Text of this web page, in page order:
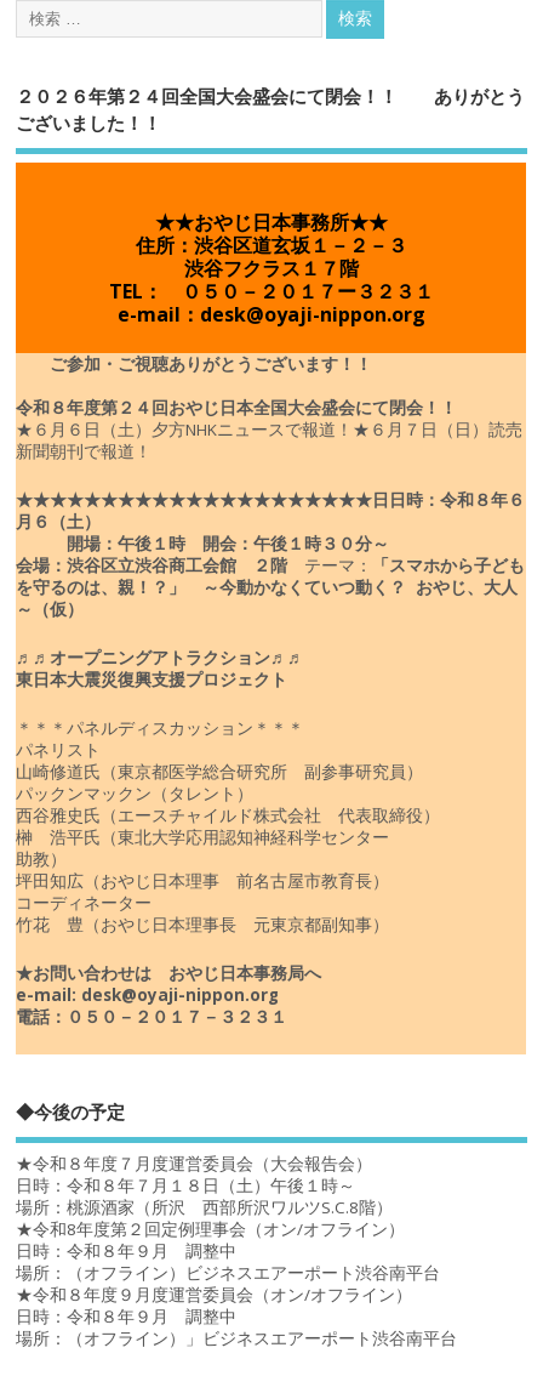
２０２６年第２４回全国大会盛会にて閉会！！ ありがとう
ございました！！
★★おやじ日本事務所★★
住所：渋谷区道玄坂１－２－３
渋谷フクラス１７階
TEL： ０５０－２０１７ー３２３１
e-mail：desk@oyaji-nippon.org
ご参加・ご視聴ありがとうございます！！
令和８年度第２４回おやじ日本全国大会盛会にて閉会！！
★６月６日（土）夕方NHKニュースで報道！ ★６月７日（日）読売
新聞朝刊で報道！
★★★★★★★★★★★★★★★★★★★★★日 日時：令和８年６
月６（土）
開場：午後１時 開会：午後１時３０分～
会場：渋谷区立渋谷商工会館 ２階 テーマ：
「スマホから子ども
を守るのは、親！？」
～今動かなくていつ動く？ おやじ、大人
～（仮）
♬♬オープニングアトラクション♬♬
東日本大震災復興支援プロジェクト
＊＊＊パネルディスカッション＊＊＊
パネリスト
山崎修道氏（東京都医学総合研究所 副参事研究員）
パックンマックン（タレント）
西谷雅史氏（エースチャイルド株式会社 代表取締役）
榊 浩平氏（東北大学応用認知神経科学センター
助教）
坪田知広（おやじ日本理事 前名古屋市教育長）
コーディネーター
竹花 豊（おやじ日本理事長 元東京都副知事）
★お問い合わせは おやじ日本事務局へ
e-mail: desk@oyaji-nippon.org
電話：０５０－２０１７－３２３１
◆今後の予定
★令和８年度７月度運営委員会（大会報告会）
日時：令和８年７月１８日（土）午後１時～
場所：桃源酒家（所沢 西部所沢ワルツS.C.8階）
★令和8年度第２回定例理事会（オン/オフライン）
日時：令和８年９月 調整中
場所：（オフライン）ビジネスエアーポート渋谷南平台
★令和８年度９月度運営委員会（オン/オフライン）
日時：令和８年９月 調整中
場所：（オフライン）」ビジネスエアーポート渋谷南平台